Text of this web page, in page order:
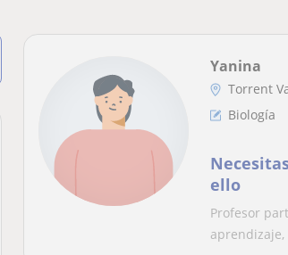
Yanina
Torrent
Biología
ello
Profesor